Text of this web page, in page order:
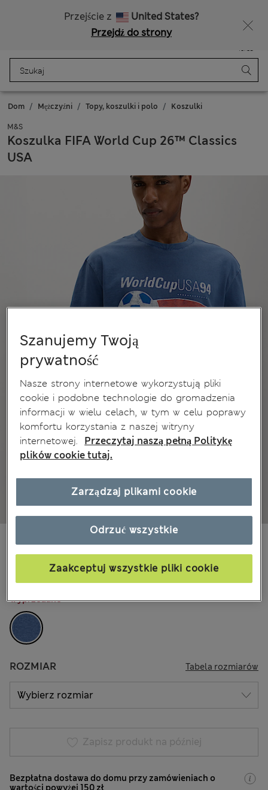
Przejście z
United States?
Przejdź do strony
Torba
Dom Mężczyźni Topy, koszulki i polo Koszulki
M&S
Koszulka FIFA World Cup 26™ Classics
USA
zł120,00
KOLOR: Granatowy
Wyprzedane
ROZMIAR Tabela rozmiarów
Zapisz produkt na później
Bezpłatna dostawa do domu przy zamówieniach o
wartości powyżej 150 zł
Szanujemy Twoją
prywatność
Nasze strony internetowe wykorzystują pliki
cookie i podobne technologie do gromadzenia
informacji w wielu celach, w tym w celu poprawy
komfortu korzystania z naszej witryny
internetowej.
Przeczytaj naszą pełną Politykę
plików cookie tutaj.
Odrzuć wszystkie
Zaakceptuj wszystkie pliki cookie
Zarządzaj plikami cookie